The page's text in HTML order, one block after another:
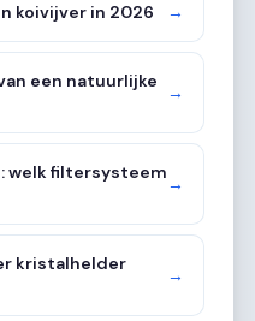
koivijver in 2026 →
een natuurlijke
→
welk filtersysteem
→
kristalhelder
→